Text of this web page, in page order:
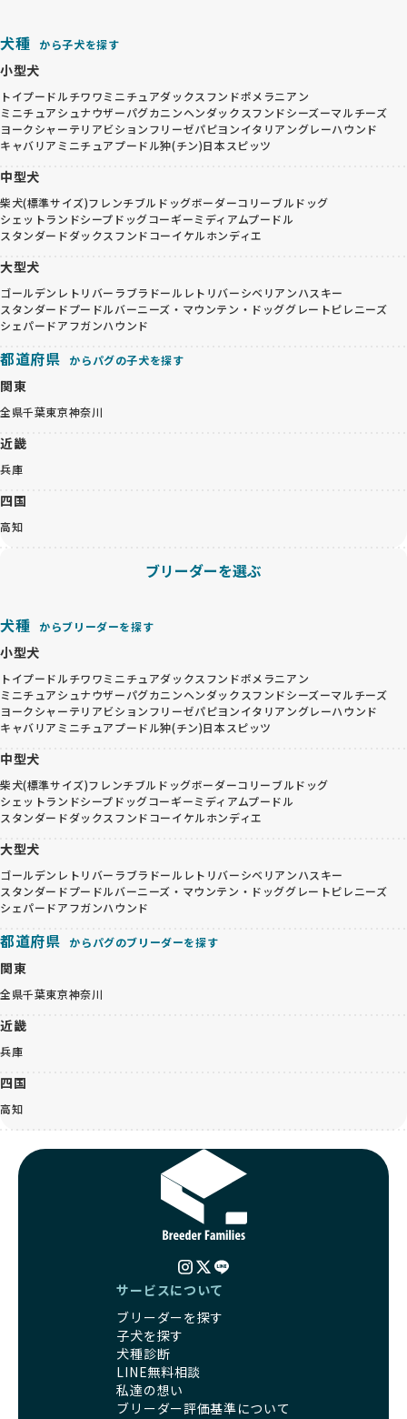
犬種 から子犬を探す
小型犬
トイプードルチワワミニチュアダックスフンドポメラニアン
ミニチュアシュナウザーパグカニンヘンダックスフンドシーズーマルチーズ
ヨークシャーテリアビションフリーゼパピヨンイタリアングレーハウンド
キャバリア ミニチュアプードル狆(チン)日本スピッツ
中型犬
柴犬(標準サイズ)フレンチブルドッグボーダーコリーブルドッグ
シェットランドシープドッグコーギーミディアムプードル
スタンダードダックスフンドコーイケルホンディエ
大型犬
ゴールデンレトリバー ラブラドールレトリバーシベリアンハスキー
スタンダードプードルバーニーズ・マウンテン・ドッググレートピレニーズ
シェパードアフガンハウンド
都道府県 からパグの子犬を探す
関東
全県千葉東京神奈川
近畿
兵庫
四国
高知
ブリーダーを選ぶ
犬種 からブリーダーを探す
小型犬
トイプードルチワワミニチュアダックスフンドポメラニアン
ミニチュアシュナウザーパグカニンヘンダックスフンドシーズーマルチーズ
ヨークシャーテリアビションフリーゼパピヨンイタリアングレーハウンド
キャバリア ミニチュアプードル狆(チン)日本スピッツ
中型犬
柴犬(標準サイズ)フレンチブルドッグボーダーコリーブルドッグ
シェットランドシープドッグコーギーミディアムプードル
スタンダードダックスフンドコーイケルホンディエ
大型犬
ゴールデンレトリバー ラブラドールレトリバーシベリアンハスキー
スタンダードプードルバーニーズ・マウンテン・ドッググレートピレニーズ
シェパードアフガンハウンド
都道府県 からパグのブリーダーを探す
関東
全県千葉東京神奈川
近畿
兵庫
四国
高知
サービスについて
ブリーダーを探す
子犬を探す
犬種診断
LINE無料相談
私達の想い
ブリーダー評価基準について